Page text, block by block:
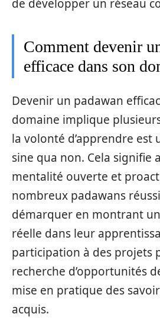
de développer un réseau
Comment devenir
efficace dans son
Devenir un padawan
domaine implique
la volonté d’apprendre est
sine qua non. Cela signifie
mentalité ouverte et
nombreux padawans
démarquer en montrant
réelle dans leur
participation à des projets
recherche d’opportunités
mise en pratique des
acquis.